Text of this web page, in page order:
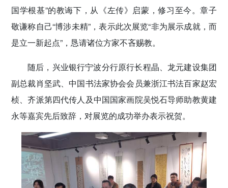
国学根基”的教诲下，从《左传》启蒙，修习至今。章子
敬谦称自己“博涉未精”，表示此次展览“非为展示成就，而
是立一新起点”，恳请诸位方家不吝赐教。
随后，兴业银行宁波分行原行长程晶、龙元建设集团
副总裁肖坚武、中国书法家协会会员兼浙江书法百家赵宏
桢、齐派第四代传人及中国国家画院吴悦石导师助教黄建
永等嘉宾先后致辞，对展览的成功举办表示祝贺。